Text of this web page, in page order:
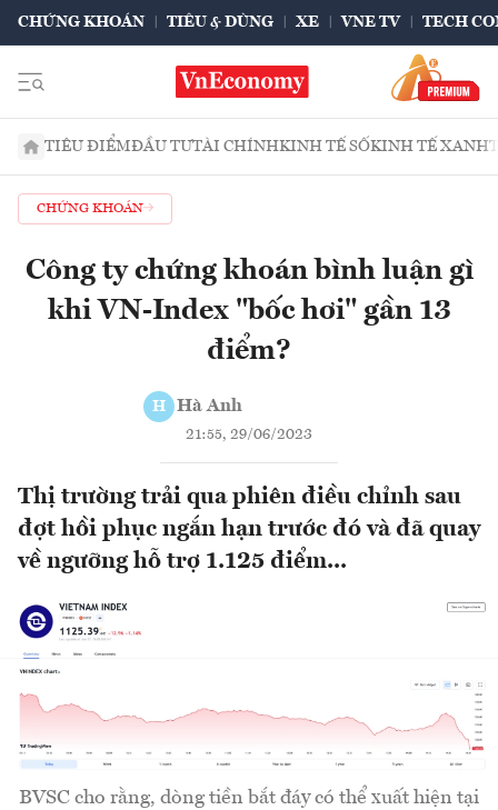
CHỨNG KHOÁN TIÊU & DÙNG XE VNE TV TECH
TIÊU ĐIỂMĐẦU TƯTÀI CHÍNHKINH TẾ SỐKINH TẾ XANH
CHỨNG KHOÁN
Công ty chứng khoán bình luận gì
khi VN-Index "bốc hơi" gần 13
điểm?
H Hà Anh
21:55, 29/06/2023
Thị trường trải qua phiên điều chỉnh sau
đợt hồi phục ngắn hạn trước đó và đã quay
về ngưỡng hỗ trợ 1.125 điểm...
BVSC cho rằng, dòng tiền bắt đáy có thể xuất hiện tại